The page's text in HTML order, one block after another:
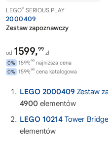
LEGO® SERIOUS PLAY
2000409
Zestaw zapoznawczy
od 1599,99
zł
0% 1599,99 najniższa cena
0% 1599,99 cena katalogowa
LEGO 2000409 Zestaw
4900 elementów
LEGO 10214 Tower Bridge
elementów